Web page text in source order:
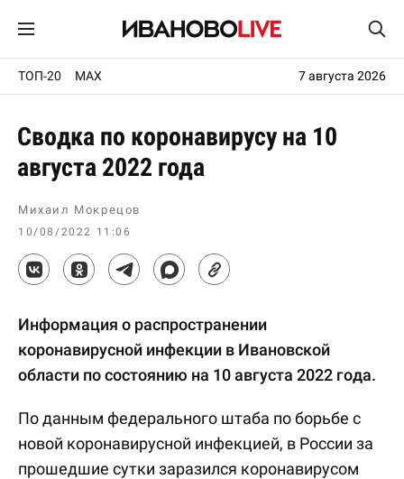
ТОП-20 MAX 7 августа 2026
Сводка по коронавирусу на 10
августа 2022 года
Михаил Мокрецов
10/08/2022 11:06
Информация о распространении
коронавирусной инфекции в Ивановской
области по состоянию на 10 августа 2022 года.
По данным федерального штаба по борьбе с
новой коронавирусной инфекцией, в России за
прошедшие сутки заразился коронавирусом